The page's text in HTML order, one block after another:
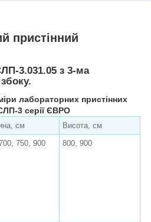
пристінний
3.031.05 з 3-ма
лабораторних пристінних
3 серії ЄВРО
см
Висота, см
750, 900
800, 900